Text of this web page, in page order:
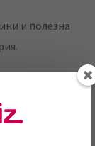
и полезна
повече
си и Вашия